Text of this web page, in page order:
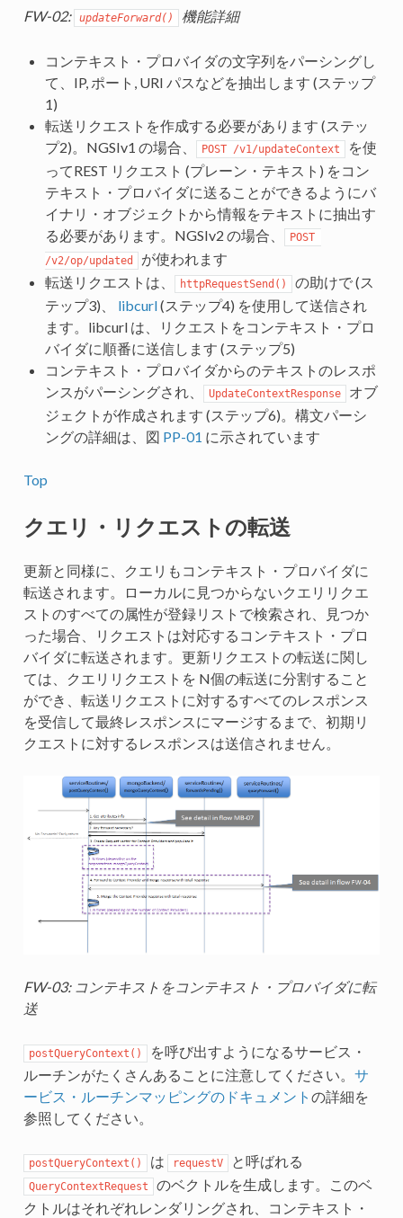
FW-02: updateForward() 機能詳細
コンテキスト・プロバイダの文字列をパーシングし
て、IP, ポート, URI パスなどを抽出します (ステップ
1)
転送リクエストを作成する必要があります (ステッ
プ2)。NGSIv1 の場合、
POST /v1/updateContext
を使
ってREST リクエスト (プレーン・テキスト) をコン
テキスト・プロバイダに送ることができるようにバ
イナリ・オブジェクトから情報をテキストに抽出す
る必要があります。NGSIv2 の場合、
POST
/v2/op/updated
が使われます
転送リクエストは、
httpRequestSend()
の助けで (ス
テップ3)、 libcurl(ステップ4) を使用して送信され
ます。libcurl は、リクエストをコンテキスト・プロ
バイダに順番に送信します (ステップ5)
コンテキスト・プロバイダからのテキストのレスポ
ンスがパーシングされ、
UpdateContextResponse
オブ
ジェクトが作成されます (ステップ6)。構文パーシ
ングの詳細は、図 PP-01 に示されています
Top
クエリ・リクエストの転送
更新と同様に、クエリもコンテキスト・プロバイダに
転送されます。ローカルに見つからないクエリリクエ
ストのすべての属性が登録リストで検索され、見つか
った場合、リクエストは対応するコンテキスト・プロ
バイダに転送されます。更新リクエストの転送に関し
ては、クエリリクエストを N個の転送に分割すること
ができ、転送リクエストに対するすべてのレスポンス
を受信して​​最終レスポンスにマージするまで、初期リ
クエストに対するレスポンスは送信されません。
FW-03: コンテキストをコンテキスト・プロバイダに転
送
postQueryContext()
を呼び出すようになるサービス・
ルーチンがたくさんあることに注意してください。 サ
ービス・ルーチンマッピングのドキュメント の詳細を
参照してください。
postQueryContext() は requestV と呼ばれる
QueryContextRequest
のベクトルを生成します。このベ
クトルはそれぞれレンダリングされ、コンテキスト・